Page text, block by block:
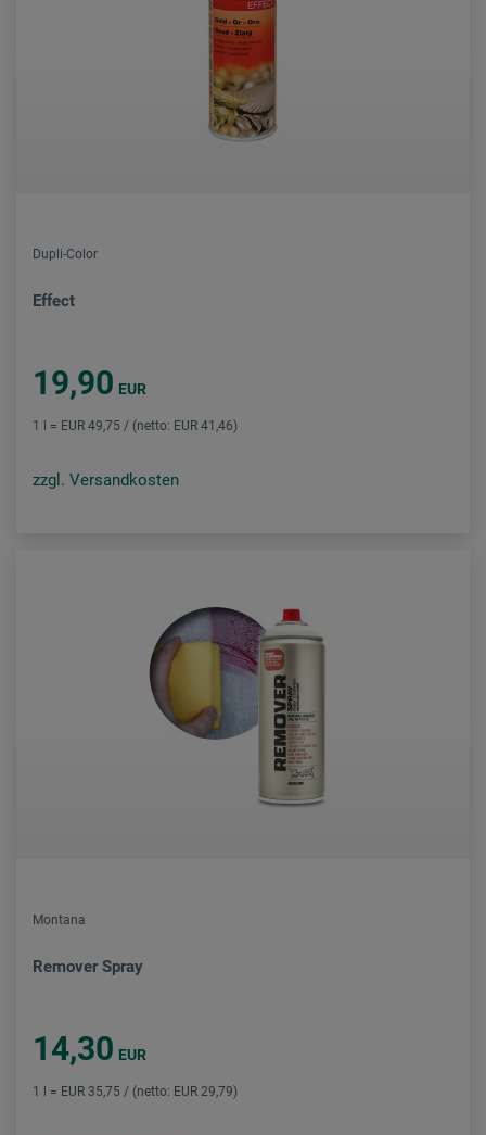
Dupli-Color
Effect
19,90 EUR
1 l = EUR 49,75 / (netto: EUR 41,46)
zzgl. Versandkosten
Montana
Remover Spray
14,30 EUR
1 l = EUR 35,75 / (netto: EUR 29,79)